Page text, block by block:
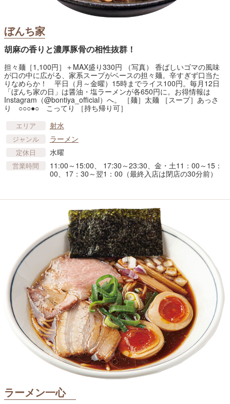
ぼんち家
胡麻の香りと濃厚豚骨の相性抜群！
担々麺［1,100円］＋MAX盛り330円 （写真） 香ばしいゴマの風味
が口の中に広がる、家系スープがベースの担々麺。辛すぎず口当た
りなめらか！ 平日（月～金曜）15時までライス100円。毎月12日
「ぼんち家の日」は醤油・塩ラーメンが各650円に。お得情報は
Instagram（@bontiya_official）へ。 ［麺］太麺 ［スープ］あっさ
り ○○○●○ こってり ［持ち帰り可］
エリア 射水
ジャンル ラーメン
定休日 水曜
営業時間
11:00～15:00、 17:30～23:30、金・土11：00～15：
00、17：30～翌1：00（最終入店は閉店の30分前）
ラーメン一心